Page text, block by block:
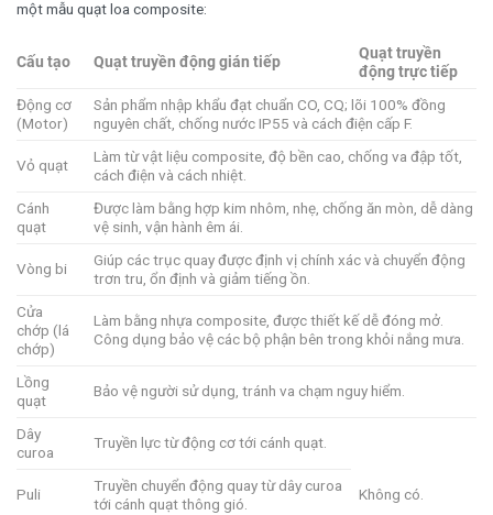
một mẫu quạt loa composite:
Cấu tạo Quạt truyền động gián tiếp
Quạt truyền
động trực tiếp
Động cơ
(Motor)
Sản phẩm nhập khẩu đạt chuẩn CO, CQ; lõi 100% đồng
nguyên chất, chống nước IP55 và cách điện cấp F.
Vỏ quạt
Làm từ vật liệu composite, độ bền cao, chống va đập tốt,
cách điện và cách nhiệt.
Cánh
quạt
Được làm bằng hợp kim nhôm, nhẹ, chống ăn mòn, dễ dàng
vệ sinh, vận hành êm ái.
Vòng bi
Giúp các trục quay được định vị chính xác và chuyển động
trơn tru, ổn định và giảm tiếng ồn.
Cửa
chớp (lá
chớp)
Làm bằng nhựa composite, được thiết kế dễ đóng mở.
Công dụng bảo vệ các bộ phận bên trong khỏi nắng mưa.
Lồng
quạt
Bảo vệ người sử dụng, tránh va chạm nguy hiểm.
Dây
curoa
Truyền lực từ động cơ tới cánh quạt.
Không có.
Puli
Truyền chuyển động quay từ dây curoa
tới cánh quạt thông gió.